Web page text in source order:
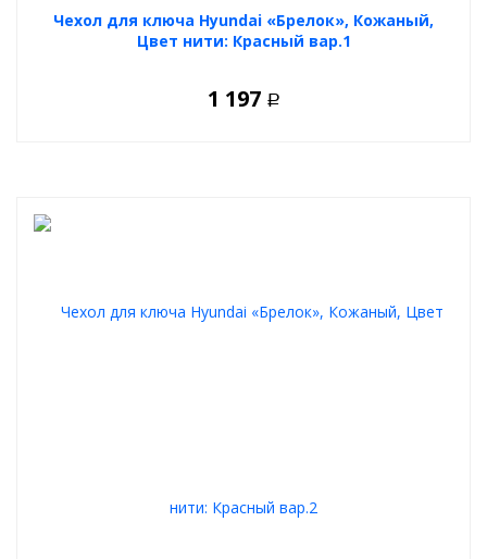
Чехол для ключа Hyundai «Брелок», Кожаный,
Цвет нити: Красный вар.1
1 197 Р